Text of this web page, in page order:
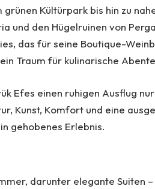
Kültürpark bis hin zu
und den Hügelruinen von
das für seine Boutique-
Traum für kulinarische
Efes einen ruhigen Ausflug
Kunst, Komfort und eine
gehobenes Erlebnis.
darunter elegante Suiten